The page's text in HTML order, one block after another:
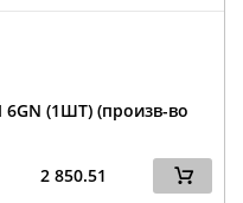
(1ШТ) (произв-во
2 850.51